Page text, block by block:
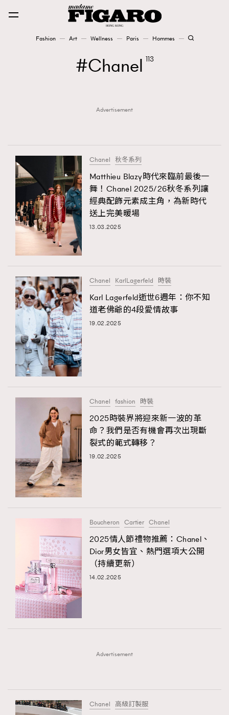
Fashion Art Wellness Paris Hommes
Paris
Hommes
AFrenchMind
DressLikeAParisienne 1
EmpowerF 103
FashionWeek 191
FigaroAesthetic
FigaroBeautyRitual
FigaroCeleb 547
FigaroCinéma 281
FigaroDigitalCover 17
FigaroExhibition 12
FigaroExpert
FigaroHub
FigaroIcon
FigaroInsight 156
FigaroIssue
FigaroJewellery
FigaroMasterclass 20
FigaroStyle
FigaroTalk 48
FigaroWatch 83
#FigaroExhibition Wyman 揭曉 Figaro Exhibition
第二站！
法國五月French May專訪四位香港文藝代表
Chanel 113
Advertisement
Chanel 秋冬系列
Matthieu Blazy時代來臨前最後一
舞！Chanel 2025/26秋冬系列讓
經典配飾元素成主角，為新時代
送上完美暖場
13.03.2025
Chanel KarlLagerfeld 時裝
Karl Lagerfeld逝世6週年：你不知
道老佛爺的4段愛情故事
19.02.2025
Chanel fashion 時裝
2025時裝界將迎來新一波的革
命？我們是否有機會再次出現斷
裂式的範式轉移？
19.02.2025
Boucheron Cartier Chanel
2025情人節禮物推薦：Chanel、
Dior男女皆宜、熱門選項大公開
（持續更新）
14.02.2025
Advertisement
Chanel 高級訂製服